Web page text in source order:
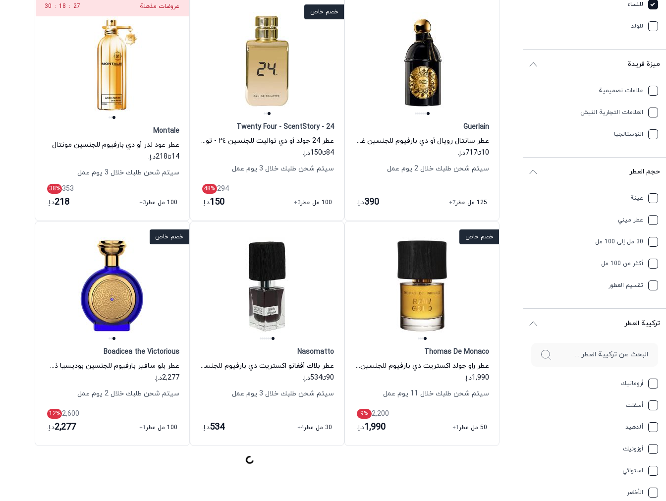
للنساء
للولد
ميزة فريدة
علامات تصميمية
العلامات التجارية النيش
النوستالجيا
حجم العطر
عينة
عطر ميني
30 مل إلى 100 مل
أكثر من 100 مل
تقسیم العطور
ترکیبة العطر
أروماتيك
أسفلت
ألدهيد
أوزونيك
استوائي
الأخضر
Guerlain
عطر سانتال رويال أو دي بارفيوم للجنسين غيرلان
10تا717د.إ.
سيتم شحن طلبك خلال 2 يوم عمل
125 مل عطر +7
390د.إ.
خصم خاص
24 - Twenty Four - ScentStory
عطر 24 جولد أو دي تواليت للجنسين ٢٤ - تونتي فور - سينت ستوري
84تا150د.إ.
سيتم شحن طلبك خلال 3 يوم عمل
294
48%
100 مل عطر
+3
150د.إ.
عروضات مذهلة 26
:
18
:
30
Montale
عطر عود لدر أو دي بارفيوم للجنسين مونتال
14تا218د.إ.
سيتم شحن طلبك خلال 3 يوم عمل
353
38%
100 مل عطر
+3
218د.إ.
خصم خاص
Thomas De Monaco
عطر راو جولد اكستريت دي بارفيوم للجنسين توماس دي موناكو
1,990د.إ.
سيتم شحن طلبك خلال 11 يوم عمل
2,200
9%
50 مل عطر
+1
1,990د.إ.
Nasomatto
عطر بلاك أفغانو اكستريت دي بارفيوم للجنسين ناسوماتو
90تا534د.إ.
سيتم شحن طلبك خلال 3 يوم عمل
30 مل عطر +4
534د.إ.
خصم خاص
Boadicea the Victorious
عطر بلو سافير بارفيوم للجنسين بوديسيا ذي فيكتوريوس
2,277د.إ.
سيتم شحن طلبك خلال 2 يوم عمل
2,600
12%
100 مل عطر
+1
2,277د.إ.